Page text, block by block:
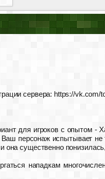
сервера: https://vk.com/
для игроков с опытом -
персонаж испытывает
существенно
нападкам